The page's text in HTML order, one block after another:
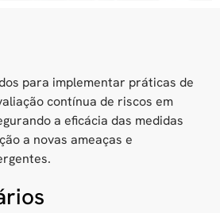
para implementar práticas de
contínua de riscos em
a eficácia das medidas
a novas ameaças e